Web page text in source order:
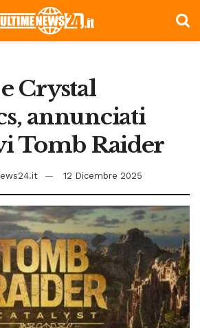
Crystal
annunciati
Tomb Raider
12 Dicembre 2025